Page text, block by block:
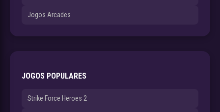
Jogos Arcades
JOGOS POPULARES
Strike Force Heroes 2